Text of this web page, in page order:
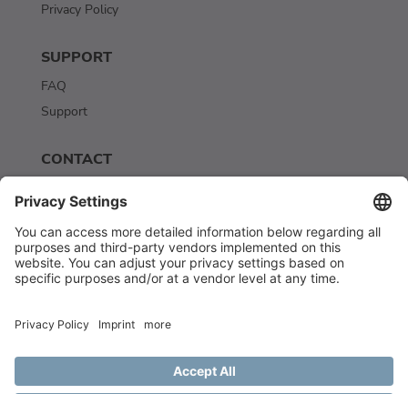
Privacy Policy
SUPPORT
FAQ
Support
CONTACT
Newsletter
© Scriptbakery AI. All rights reserved. MMXXIII